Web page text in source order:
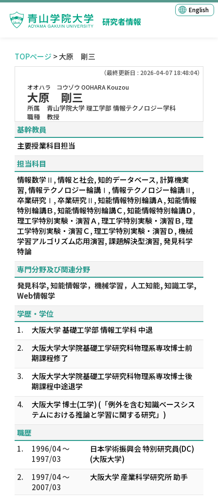
研究者情報
English
TOPページ > 大原 剛三
（最終更新日 : 2026-04-07 18:48:04）
オオハラ コウゾウ OOHARA Kouzou
大原 剛三
所属
青山学院大学 理工学部 情報テクノロジー学科
職種
教授
基幹教員
主要授業科目担当
担当科目
情報数学Ⅱ, 情報と社会, 知的データベース, 計算機実
習, 情報テクノロジー輪講Ⅰ, 情報テクノロジー輪講Ⅱ,
卒業研究Ⅰ, 卒業研究Ⅱ, 知能情報特別輪講Ａ, 知能情報
特別輪講Ｂ, 知能情報特別輪講Ｃ, 知能情報特別輪講Ｄ,
理工学特別実験・演習Ａ, 理工学特別実験・演習Ｂ, 理
工学特別実験・演習Ｃ, 理工学特別実験・演習Ｄ, 機械
学習アルゴリズム応用演習, 課題解決型演習, 発見科学
特論
専門分野及び関連分野
発見科学, 知能情報学，機械学習，人工知能, 知識工学,
Web情報学
学歴・学位
1.
大阪大学 基礎工学部 情報工学科 中退
2.
大阪大学大学院基礎工学研究科物理系専攻博士前
期課程修了
3.
大阪大学大学院基礎工学研究科物理系専攻博士後
期課程中途退学
4.
大阪大学 博士(工学) (「例外を含む知識ベースシス
テムにおける推論と学習に関する研究」)
職歴
1.
1996/04 ～
1997/03
日本学術振興会 特別研究員(DC)
(大阪大学)
2.
1997/04 ～
2007/03
大阪大学 産業科学研究所 助手